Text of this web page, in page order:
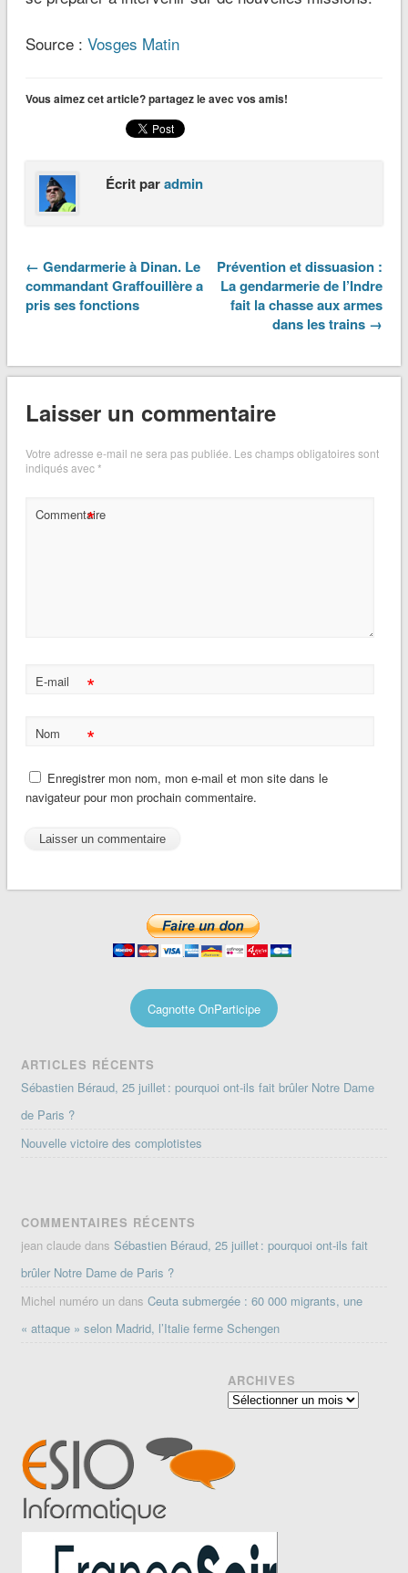
Source : Vosges Matin
Vous aimez cet article? partagez le avec vos amis!
Écrit paradmin
← Gendarmerie à Dinan. Le
commandant Graffouillère a
pris ses fonctions
Prévention et dissuasion :
La gendarmerie de l’Indre
fait la chasse aux armes
dans les trains →
Laisser un commentaire
Votre adresse e-mail ne sera pas publiée. Les champs obligatoires sont
indiqués avec*
Commentaire
*
E-mail *
Nom *
Enregistrer mon nom, mon e-mail et mon site dans le
navigateur pour mon prochain commentaire.
Cagnotte OnParticipe
ARTICLES RÉCENTS
Sébastien Béraud, 25 juillet : pourquoi ont-ils fait brûler Notre Dame
de Paris ?
Nouvelle victoire des complotistes
COMMENTAIRES RÉCENTS
jean claude dansSébastien Béraud, 25 juillet : pourquoi ont-ils fait
brûler Notre Dame de Paris ?
Michel numéro un dansCeuta submergée : 60 000 migrants, une
« attaque » selon Madrid, l’Italie ferme Schengen
ARCHIVES
Archives